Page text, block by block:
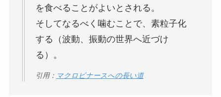
を食べることがよいとされる。
そしてなるべく噛むことで、素粒子化
する（波動、振動の世界へ近づけ
る）。
引用： マクロビナースへの長い道